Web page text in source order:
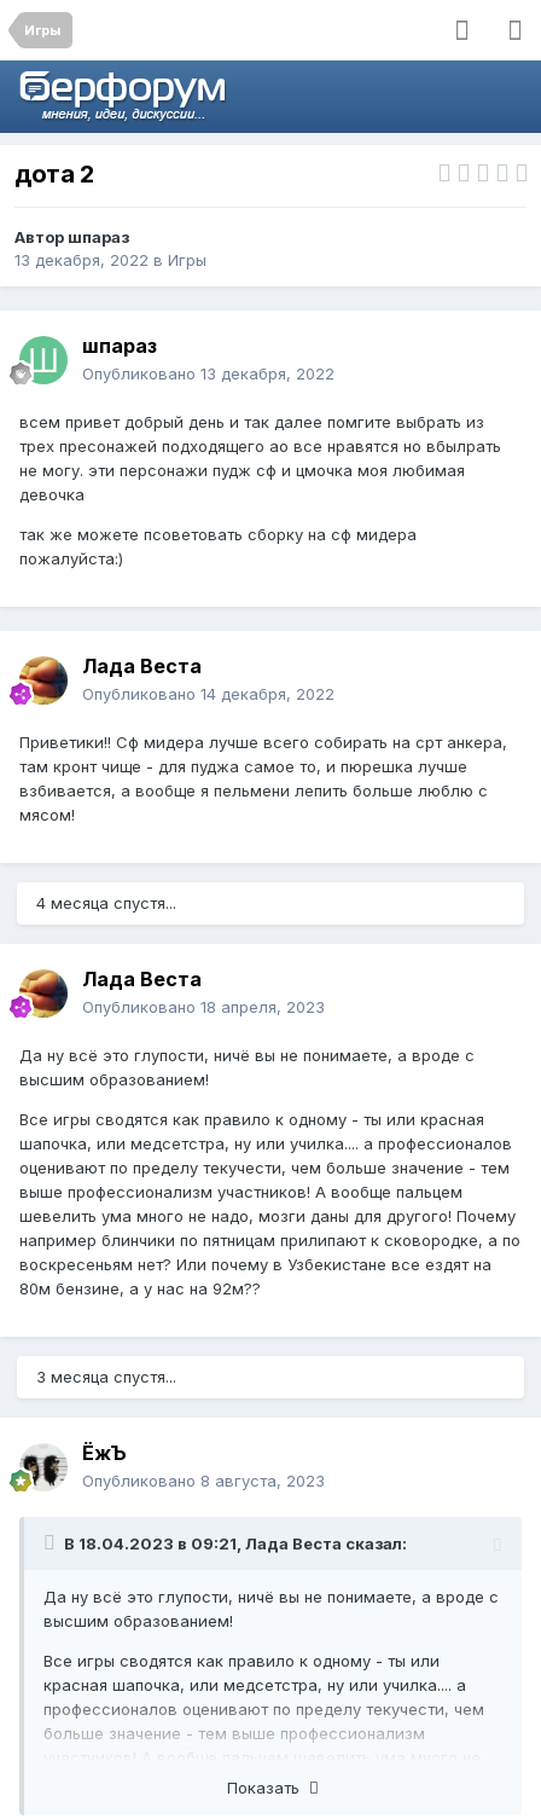
Игры
дота 2
Автор шпараз
13 декабря, 2022 в Игры
шпараз
Опубликовано 13 декабря, 2022
всем привет добрый день и так далее помгите выбрать из
трех пресонажей подходящего ао все нравятся но вбылрать
не могу. эти персонажи пудж сф и цмочка моя любимая
девочка
так же можете псоветовать сборку на сф мидера
пожалуйста:)
Лада Веста
Опубликовано 14 декабря, 2022
Приветики!! Сф мидера лучше всего собирать на срт анкера,
там кронт чище - для пуджа самое то, и пюрешка лучше
взбивается, а вообще я пельмени лепить больше люблю с
мясом!
4 месяца спустя...
Лада Веста
Опубликовано 18 апреля, 2023
Да ну всё это глупости, ничё вы не понимаете, а вроде с
высшим образованием!
Все игры сводятся как правило к одному - ты или красная
шапочка, или медсетстра, ну или училка.... а профессионалов
оценивают по пределу текучести, чем больше значение - тем
выше профессионализм участников! А вообще пальцем
шевелить ума много не надо, мозги даны для другого! Почему
например блинчики по пятницам прилипают к сковородке, а по
воскресеньям нет? Или почему в Узбекистане все ездят на
80м бензине, а у нас на 92м??
3 месяца спустя...
ЁжЪ
Опубликовано 8 августа, 2023
В 18.04.2023 в 09:21, Лада Веста сказал:
Да ну всё это глупости, ничё вы не понимаете, а вроде с
высшим образованием!
Все игры сводятся как правило к одному - ты или
красная шапочка, или медсетстра, ну или училка.... а
профессионалов оценивают по пределу текучести, чем
больше значение - тем выше профессионализм
участников! А вообще пальцем шевелить ума много не
надо, мозги даны для другого! Почему например
Показать